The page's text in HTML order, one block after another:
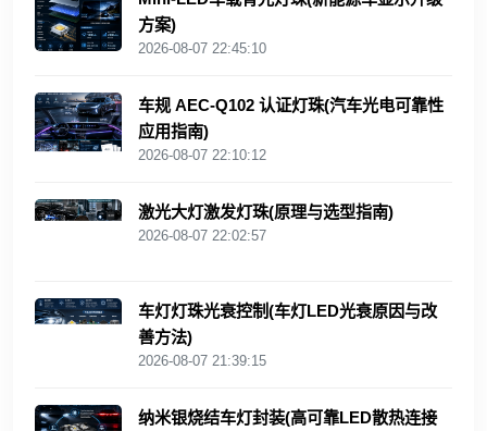
方案)
2026-08-07 22:45:10
车规 AEC‑Q102 认证灯珠(汽车光电可靠性
应用指南)
2026-08-07 22:10:12
激光大灯激发灯珠(原理与选型指南)
2026-08-07 22:02:57
车灯灯珠光衰控制(车灯LED光衰原因与改
善方法)
2026-08-07 21:39:15
纳米银烧结车灯封装(高可靠LED散热连接